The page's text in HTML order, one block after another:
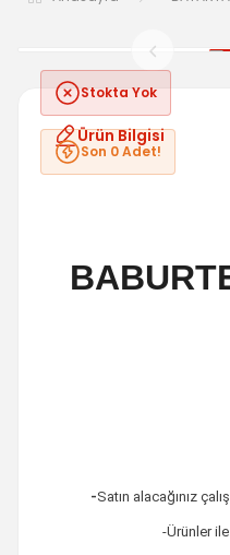
Stokta Yok
Son 0 Adet!
Ürün Bilgisi
-Satın alacağınız
-Ürünler